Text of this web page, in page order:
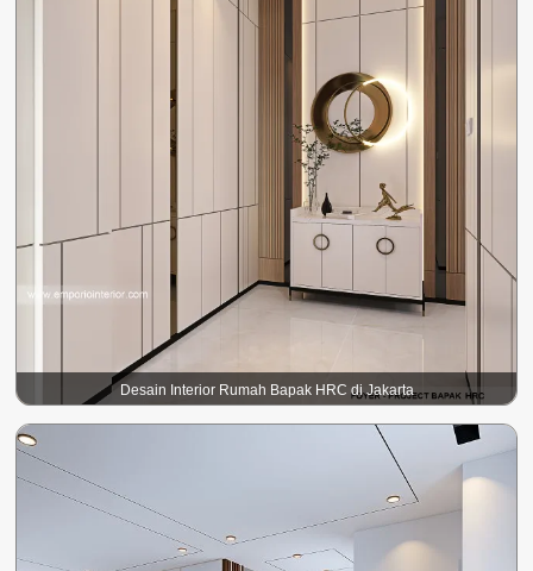
Desain Interior Rumah Bapak HRC di Jakarta